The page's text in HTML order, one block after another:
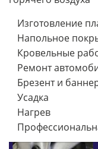
Изготовление
Напольное
Кровельные
Ремонт
Брезент и
Усадка
Нагрев